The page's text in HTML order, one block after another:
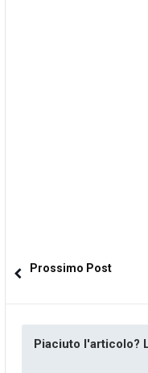
Prossimo Post
Piaciuto l'articolo?